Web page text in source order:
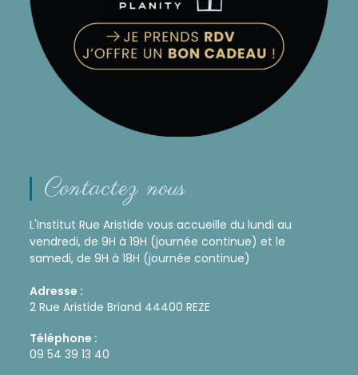
Contactez nous
L'Institut Rue Aristide vous accueille du lundi au
vendredi, de 9H à 19H (journée continue) et le
samedi, de 9H à 18H (journée continue)
Adresse :
2 Rue Aristide Briand 44400 REZE
Téléphone :
09 54 39 13 40